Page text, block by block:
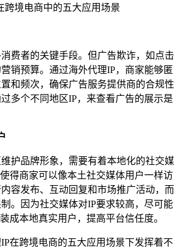
费者的关键手段。但广告欺诈，如点击
销预算。通过海外代理IP，商家能够匿
和频次，确保广告服务提供商的合规性
多个不同地区IP，来查看广告的展示是
护品牌形象，需要有着本地化的社交媒
得商家可以像本土社交媒体用户一样访
容发布、互动回复和市场推广活动，而
。因为社交媒体对IP要求较高，尽可能
成本地真实用户，提高平台信任度。
在跨境电商的五大应用场景下发挥着不